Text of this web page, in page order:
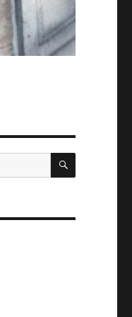
SUCHEN